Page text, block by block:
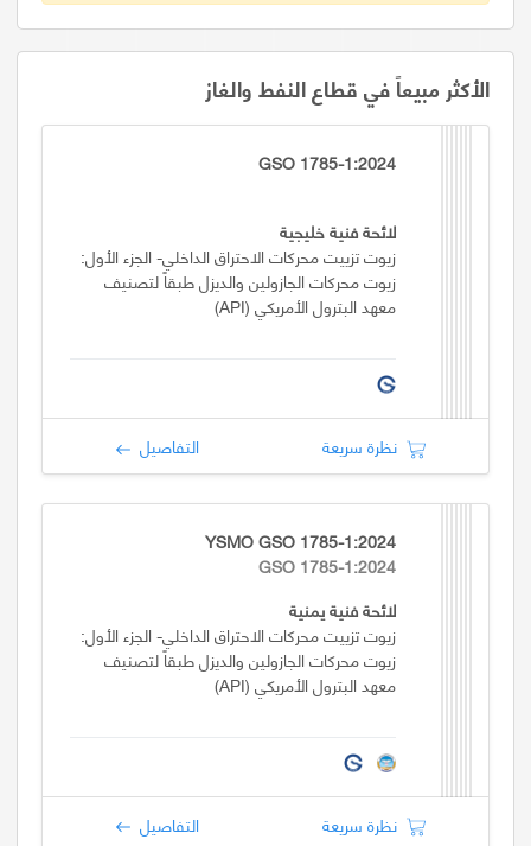
الأكثر مبيعاً في قطاع النفط والغاز
GSO 1785-1:2024
لائحة فنية خليجية
زيوت تزييت محركات الاحتراق الداخلي- الجزء الأول:
زيوت محركات الجازولين والديزل طبقاً لتصنيف
معهد البترول الأمريكي (API)
نظرة سريعة التفاصيل
YSMO GSO 1785-1:2024
GSO 1785-1:2024
لائحة فنية يمنية
زيوت تزييت محركات الاحتراق الداخلي- الجزء الأول:
زيوت محركات الجازولين والديزل طبقاً لتصنيف
معهد البترول الأمريكي (API)
نظرة سريعة التفاصيل